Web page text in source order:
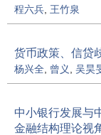
程六兵 王竹泉
货币政策、信贷
杨兴全 曾义 吴昊
中小银行发展
金融结构理论视